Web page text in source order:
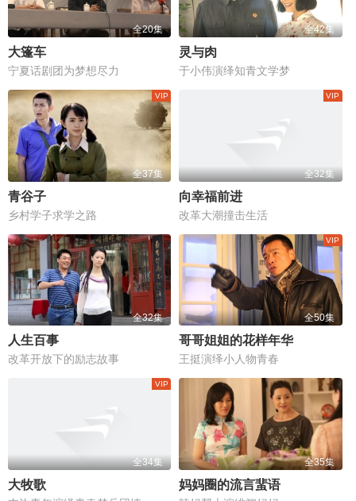
全20集
大篷车
宁夏话剧团为梦想尽力
全42集
灵与肉
于小伟演绎知青文学梦
全37集
青谷子
乡村学子求学之路
全32集
向幸福前进
改革大潮撞击生活
全32集
人生百事
改革开放下的励志故事
全50集
哥哥姐姐的花样年华
王挺演绎小人物青春
全34集
大牧歌
全35集
妈妈圈的流言蜚语